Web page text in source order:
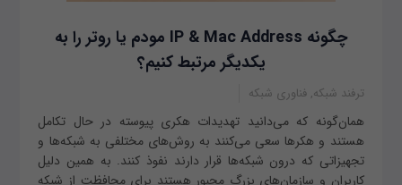
چگونه IP & Mac Address مودم یا روتر را به
یکدیگر مرتبط کنیم؟
ترفند شبکه, فناوری شبکه
همان‌‌گونه که می‌دانید تهدیدات هکری پیوسته در حال تکامل
هستند و هکرها سعی می‌کنند به روش‌های مختلفی به شبکه‌ها و
تجهیزاتی که درون شبکه‌ها قرار دارند نفوذ کنند. به همین دلیل
کاربران و سازمان‌های بزرگ مجبور هستند برای محافظت از شبکه